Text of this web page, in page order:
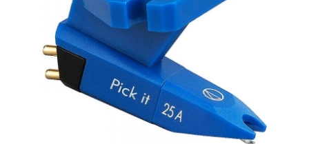
Одноклассники